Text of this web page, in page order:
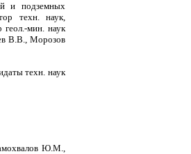
и подземных
техн. наук,
мин. наук
В.В., Морозов
техн. наук
Ю.М.,